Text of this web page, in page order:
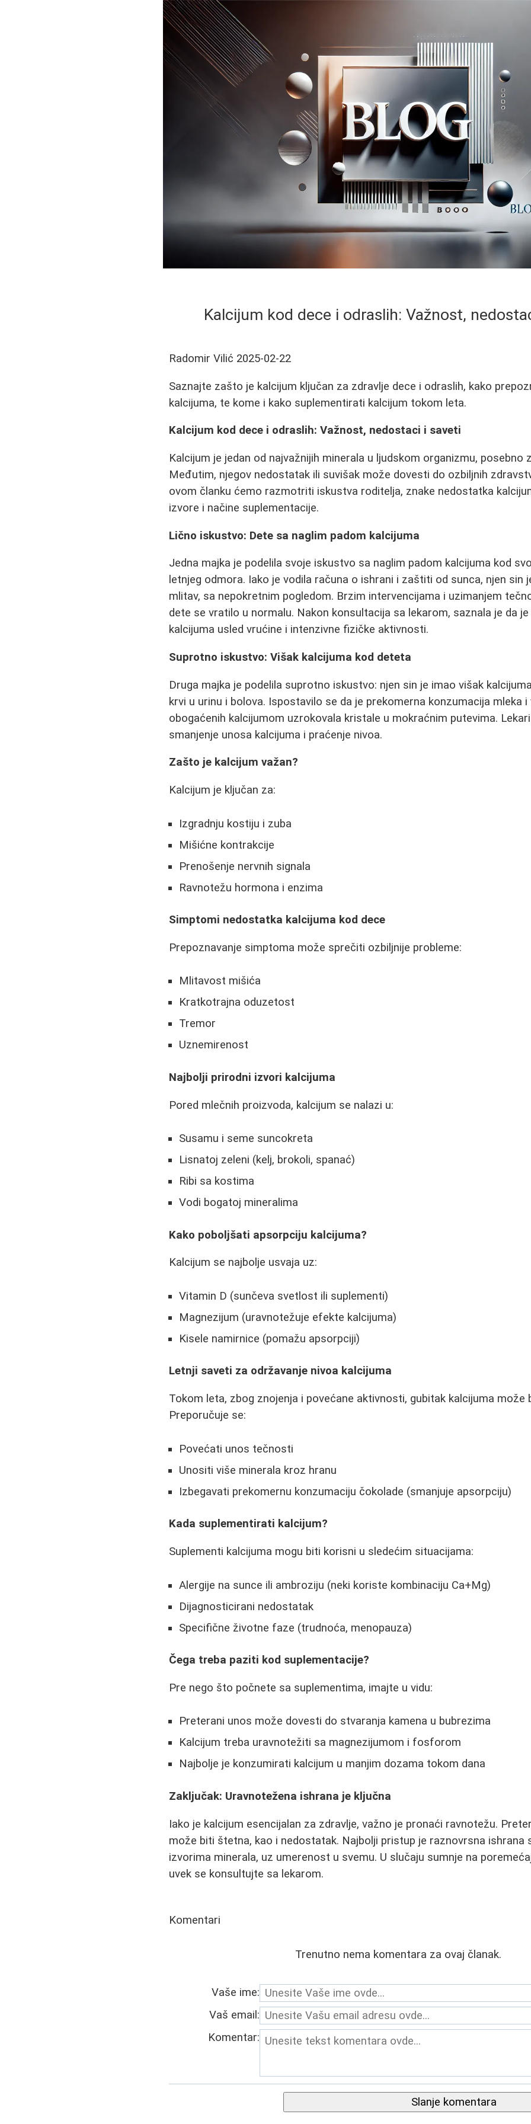
Kalcijum kod dece i odraslih: Važnost,
Radomir Vilić 2025-02-22
Saznajte zašto je kalcijum ključan za zdravlje dece i odraslih, kako
kalcijuma, te kome i kako suplementirati kalcijum tokom leta.
Kalcijum kod dece i odraslih: Važnost, nedostaci i saveti
Kalcijum je jedan od najvažnijih minerala u ljudskom organizmu, posebno
Međutim, njegov nedostatak ili suvišak može dovesti do ozbiljnih
ovom članku ćemo razmotriti iskustva roditelja, znake nedostatka
izvore i načine suplementacije.
Lično iskustvo: Dete sa naglim padom kalcijuma
Jedna majka je podelila svoje iskustvo sa naglim padom kalcijuma kod
letnjeg odmora. Iako je vodila računa o ishrani i zaštiti od sunca, njen sin
mlitav, sa nepokretnim pogledom. Brzim intervencijama i uzimanjem
dete se vratilo u normalu. Nakon konsultacija sa lekarom, saznala je da
kalcijuma usled vrućine i intenzivne fizičke aktivnosti.
Suprotno iskustvo: Višak kalcijuma kod deteta
Druga majka je podelila suprotno iskustvo: njen sin je imao višak
krvi u urinu i bolova. Ispostavilo se da je prekomerna konzumacija mleka i
obogaćenih kalcijumom uzrokovala kristale u mokraćnim putevima.
smanjenje unosa kalcijuma i praćenje nivoa.
Zašto je kalcijum važan?
Kalcijum je ključan za:
Izgradnju kostiju i zuba
Mišićne kontrakcije
Prenošenje nervnih signala
Ravnotežu hormona i enzima
Simptomi nedostatka kalcijuma kod dece
Prepoznavanje simptoma može sprečiti ozbiljnije probleme:
Mlitavost mišića
Kratkotrajna oduzetost
Tremor
Uznemirenost
Najbolji prirodni izvori kalcijuma
Pored mlečnih proizvoda, kalcijum se nalazi u:
Susamu i seme suncokreta
Lisnatoj zeleni (kelj, brokoli, spanać)
Ribi sa kostima
Vodi bogatoj mineralima
Kako poboljšati apsorpciju kalcijuma?
Kalcijum se najbolje usvaja uz:
Vitamin D (sunčeva svetlost ili suplementi)
Magnezijum (uravnotežuje efekte kalcijuma)
Kisele namirnice (pomažu apsorpciji)
Letnji saveti za održavanje nivoa kalcijuma
Tokom leta, zbog znojenja i povećane aktivnosti, gubitak kalcijuma može
Preporučuje se:
Povećati unos tečnosti
Unositi više minerala kroz hranu
Izbegavati prekomernu konzumaciju čokolade (smanjuje apsorpciju)
Kada suplementirati kalcijum?
Suplementi kalcijuma mogu biti korisni u sledećim situacijama:
Alergije na sunce ili ambroziju (neki koriste kombinaciju Ca+Mg)
Dijagnosticirani nedostatak
Specifične životne faze (trudnoća, menopauza)
Čega treba paziti kod suplementacije?
Pre nego što počnete sa suplementima, imajte u vidu:
Preterani unos može dovesti do stvaranja kamena u bubrezima
Kalcijum treba uravnotežiti sa magnezijumom i fosforom
Najbolje je konzumirati kalcijum u manjim dozama tokom dana
Zaključak: Uravnotežena ishrana je ključna
Iako je kalcijum esencijalan za zdravlje, važno je pronaći ravnotežu.
može biti štetna, kao i nedostatak. Najbolji pristup je raznovrsna ishrana
izvorima minerala, uz umerenost u svemu. U slučaju sumnje na
uvek se konsultujte sa lekarom.
Komentari
Trenutno nema komentara za ovaj članak.
Vaše ime:
Vaš email:
Komentar:
Slanje komentara